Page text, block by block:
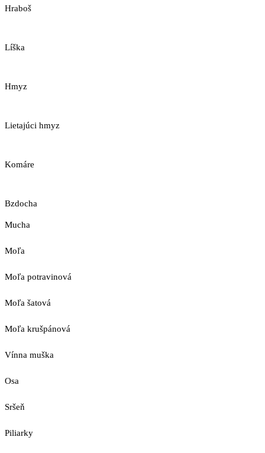
Hraboš
Líška
Hmyz
Lietajúci hmyz
Komáre
Bzdocha
Mucha
Moľa
Moľa potravinová
Moľa šatová
Moľa krušpánová
Vínna muška
Osa
Sršeň
Piliarky